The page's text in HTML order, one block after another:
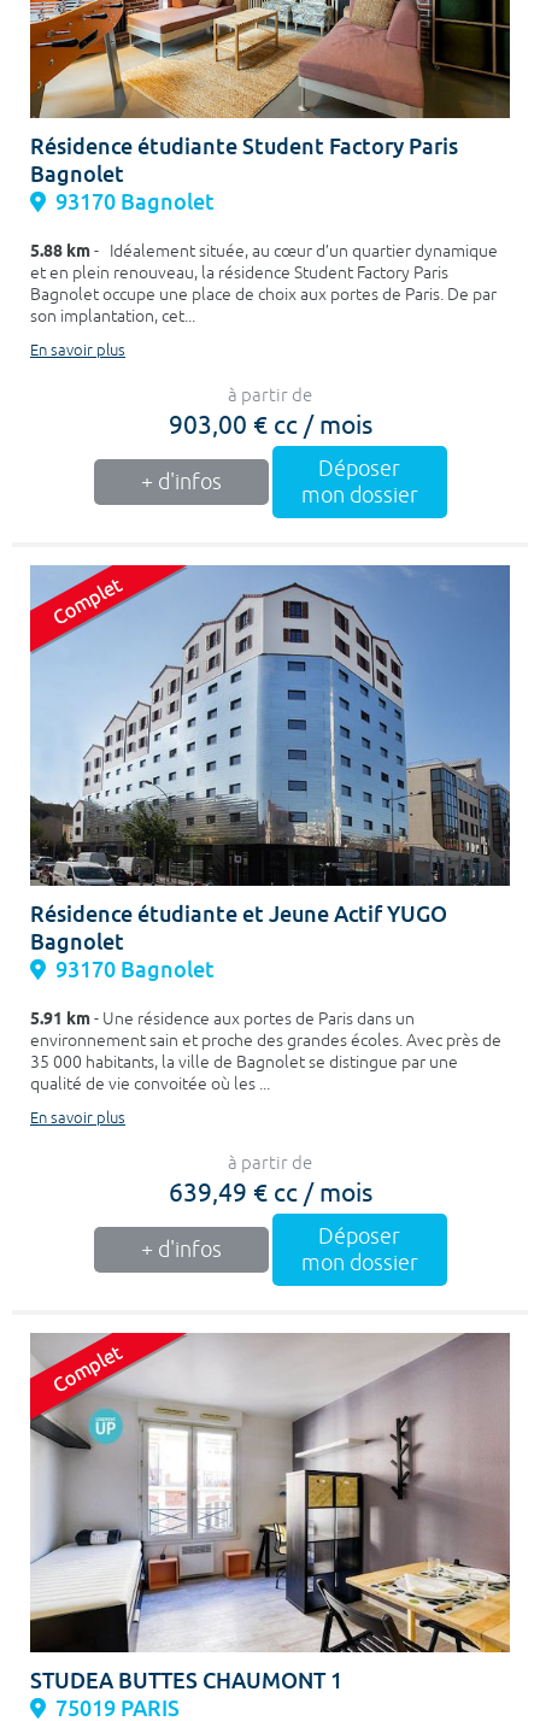
Résidence étudiante Student Factory Paris
Bagnolet
93170 Bagnolet
5.88 km- Idéalement située, au cœur d’un quartier dynamique
et en plein renouveau, la résidence Student Factory Paris
Bagnolet occupe une place de choix aux portes de Paris. De par
son implantation, cet...
En savoir plus
à partir de
903,00 € cc / mois
+ d'infos
Déposer
mon dossier
Résidence étudiante et Jeune Actif YUGO
Bagnolet
93170 Bagnolet
5.91 km- Une résidence aux portes de Paris dans un
environnement sain et proche des grandes écoles. Avec près de
35 000 habitants, la ville de Bagnolet se distingue par une
qualité de vie convoitée où les ...
En savoir plus
à partir de
639,49 € cc / mois
+ d'infos
Déposer
mon dossier
STUDEA BUTTES CHAUMONT 1
75019 PARIS